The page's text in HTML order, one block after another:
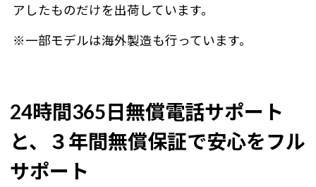
アしたものだけを出荷しています。
※一部モデルは海外製造も行っています。
24時間365日無償電話サポート
と、３年間無償保証で安心をフル
サポート